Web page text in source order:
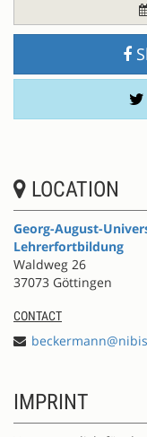
LOCATION
Georg-August-
Lehrerfortbildung
Waldweg 26
37073 Göttingen
CONTACT
IMPRINT